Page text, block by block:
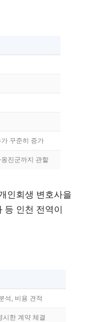
꾸준히 증가
진군까지 관할
인회생 변호사을
등 인천 전역이
석, 비용 견적
시한 계약 체결